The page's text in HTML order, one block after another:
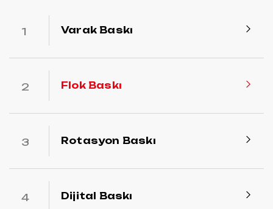
Varak Baskı
Flok Baskı
Rotasyon Baskı
Dijital Baskı